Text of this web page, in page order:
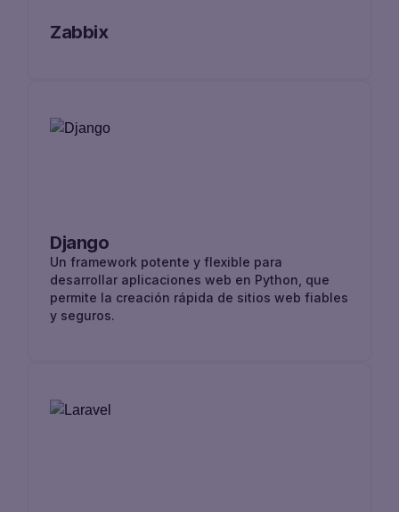
Zabbix
Django
Un framework potente y flexible para
desarrollar aplicaciones web en Python, que
permite la creación rápida de sitios web fiables
y seguros.